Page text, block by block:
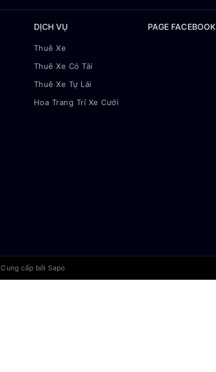
DỊCH VỤ
Thuê Xe
Thuê Xe Có Tài
Thuê Xe Tự Lái
Hoa Trang Trí Xe Cưới
PAGE FACEBOOK
Cung cấp bởi Sapo